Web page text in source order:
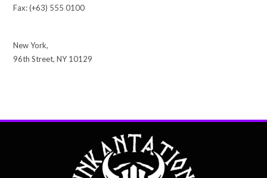
Fax: (+63) 555 0100
New York,
96th Street, NY 10129